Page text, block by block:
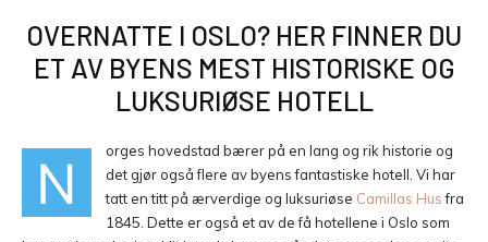
OVERNATTE I OSLO? HER FINNER DU
ET AV BYENS MEST HISTORISKE OG
LUKSURIØSE HOTELL
N
orges hovedstad bærer på en lang og rik historie og
det gjør også flere av byens fantastiske hotell. Vi har
tatt en titt på ærverdige og luksuriøse Camillas Husfra
1845. Dette er også et av de få hotellene i Oslo som